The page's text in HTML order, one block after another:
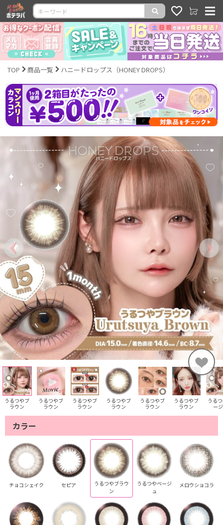
TOP 商品一覧 ハニードロップス（HONEY DROPS）
うるつやブ
ラウン
うるつやブ
ラウン
うるつやブ
ラウン
うるつやブ
ラウン
うるつやブ
ラウン
うるつやブ
ラウン
うる
ー
カラー
チョコシェイク セピア
うるつやブラウ
ン
うるつやベージ
ュ
メロウショコラ